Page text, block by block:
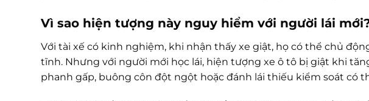
Vì sao hiện tượng này nguy hiểm với người lái
Với tài xế có kinh nghiệm, khi nhận thấy xe giật, họ có thể chủ
tĩnh. Nhưng với người mới học lái, hiện tượng xe ô tô bị giật khi
phanh gấp, buông côn đột ngột hoặc đánh lái thiếu kiểm soát có